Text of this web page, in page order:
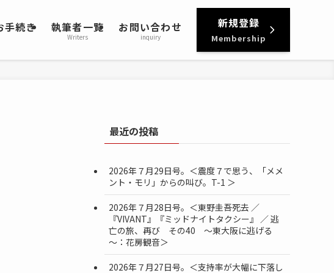
手続き 執筆者一覧
Writers
お問い合わせ
inquiry
新規登録
Membership
最近の投稿
2026年７月29日号。＜震度７で思う、「メメ
ント・モリ」からの叫び。T-1 ＞
2026年７月28日号。＜東野圭吾死去 ／
『VIVANT』『ミッドナイトタクシー』 ／ 逃
亡の旅、再び その40 ～東大阪に逃げる
～：花房観音＞
2026年７月27日号。＜支持率が大幅に下落し